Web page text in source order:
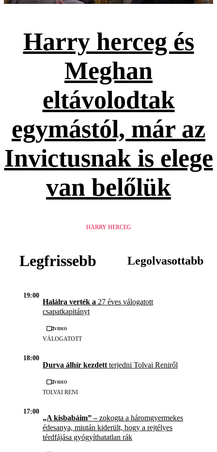
Harry herceg és
Meghan
eltávolodtak
egymástól, már az
Invictusnak is elege
van belőlük
HARRY HERCEG
Legfrissebb Legolvasottabb
19:00
Halálra verték a 27 éves válogatott
csapatkapitányt
Videó
VÁLOGATOTT
18:00
Durva álhír kezdett terjedni Tolvai Reniről
Videó
TOLVAI RENI
17:00
„A kisbabáim” –zokogta a háromgyermekes
édesanya, miután kiderült, hogy a rejtélyes
térdfájása gyógyíthatatlan rák